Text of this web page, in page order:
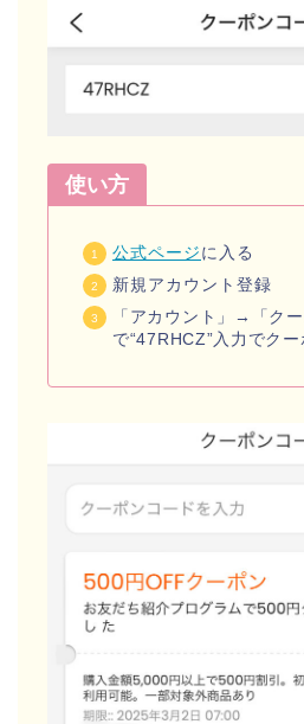
使い方
公式ページに入る
新規アカウント登録
「アカウント」→「クー
で“47RHCZ”入力でク